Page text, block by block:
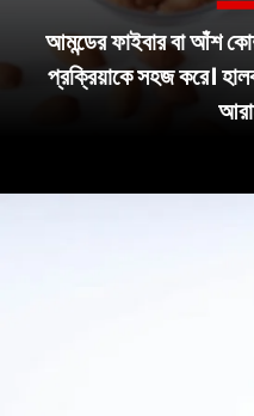
আমন্ডের ফাইবার বা আঁশ
প্রক্রিয়াকে সহজ করে।